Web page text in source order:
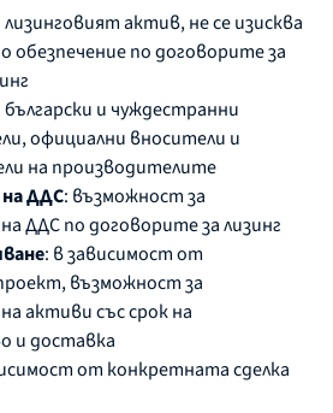
лизинговият актив, не се изисква
обезпечение по договорите за
български и чуждестранни
официални вносители и
на производителите
ДДС: възможност за
ДДС по договорите за лизинг
: в зависимост от
възможност за
активи със срок на
и доставка
от конкретната сделка